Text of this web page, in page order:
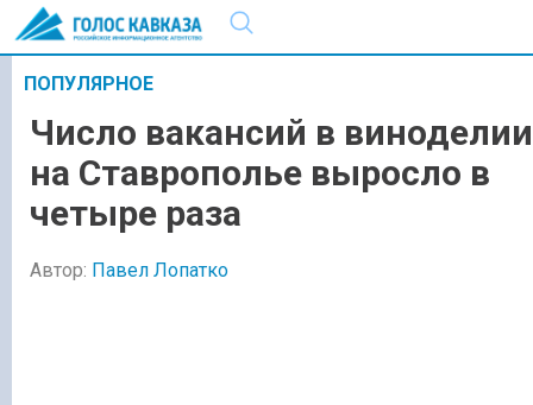
ПОПУЛЯРНОЕ
Число вакансий в виноделии
на Ставрополье выросло в
четыре раза
Автор: Павел Лопатко